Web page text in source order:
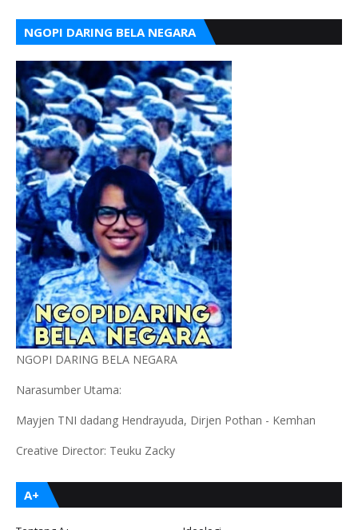
NGOPI DARING BELA NEGARA
NGOPI DARING BELA NEGARA
Narasumber Utama:
Mayjen TNI dadang Hendrayuda, Dirjen Pothan - Kemhan
Creative Director: Teuku Zacky
A+